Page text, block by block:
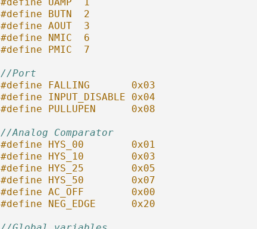
#define BUTN  2
#define AOUT  3
#define NMIC  6
#define PMIC  7
//Port
#define FALLING       0x03
#define INPUT_DISABLE 0x04
#define PULLUPEN      0x08
//Analog Comparator
#define HYS_00        0x01
#define HYS_10        0x03
#define HYS_25        0x05
#define HYS_50        0x07
#define AC_OFF        0x00
#define NEG_EDGE      0x20